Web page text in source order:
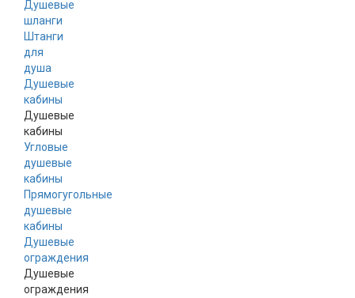
Душевые
шланги
Штанги
для
душа
Душевые
кабины
Душевые
кабины
Угловые
душевые
кабины
Прямогугольные
душевые
кабины
Душевые
ограждения
Душевые
ограждения